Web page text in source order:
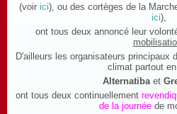
(voir ici), ou des cortèges de la
ici),
ont tous deux annoncé leur
D'ailleurs les organisateurs principaux
climat partout
Alternatibaet
ont tous deux continuellement
de la journéede